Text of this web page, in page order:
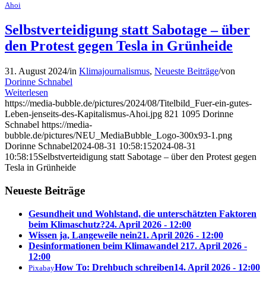
Ahoi
Selbstverteidigung statt Sabotage – über
den Protest gegen Tesla in Grünheide
31. August 2024/in Klimajournalismus, Neueste Beiträge/von
Dorinne Schnabel
Weiterlesen
https://media-bubble.de/pictures/2024/08/Titelbild_Fuer-ein-gutes-
Leben-jenseits-des-Kapitalismus-Ahoi.jpg 821 1095 Dorinne
Schnabel https://media-
bubble.de/pictures/NEU_MediaBubble_Logo-300x93-1.png
Dorinne Schnabel2024-08-31 10:58:152024-08-31
10:58:15Selbstverteidigung statt Sabotage – über den Protest gegen
Tesla in Grünheide
Neueste Beiträge
Gesundheit und Wohlstand, die unterschätzten Faktoren
beim Klimaschutz?24. April 2026 - 12:00
Wissen ja, Langeweile nein21. April 2026 - 12:00
Desinformationen beim Klimawandel 217. April 2026 -
12:00
PixabayHow To: Drehbuch schreiben14. April 2026 - 12:00